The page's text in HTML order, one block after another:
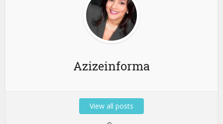
Azizeinforma
View all posts